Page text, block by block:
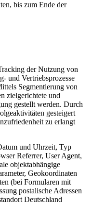
bis zum Ende der
der Nutzung von
und Vertriebsprozesse
Segmentierung von
zielgerichtete und
gestellt werden. Durch
gesteigert
zu erlangt
und Uhrzeit, Typ
Referrer, User Agent,
objektabhängige
Geokoordinaten
(bei Formularen mit
postalische Adressen
Deutschland